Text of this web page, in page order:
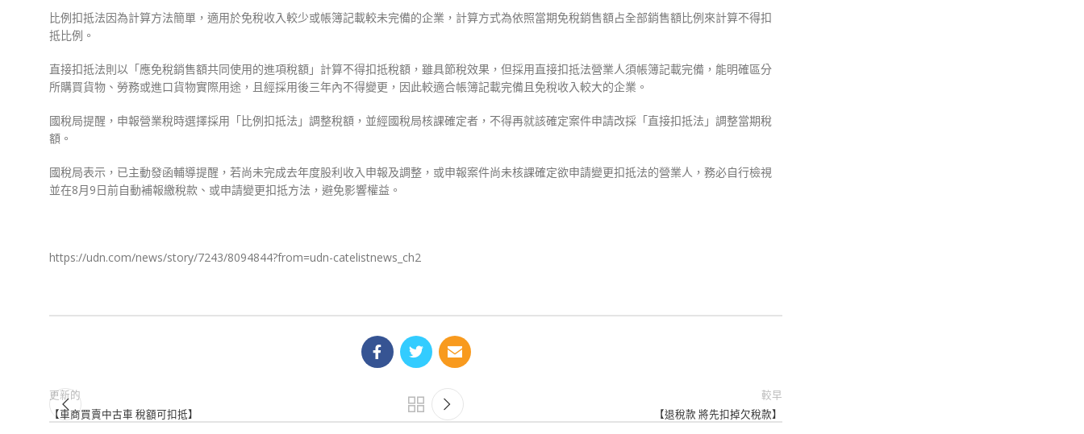
比例扣抵法因為計算方法簡單，適用於免稅收入較少或帳簿記載較未完備的企業，計算方式為依照當期免稅銷售額占全部銷售額比例來計算不得扣
抵比例。
直接扣抵法則以「應免稅銷售額共同使用的進項稅額」計算不得扣抵稅額，雖具節稅效果，但採用直接扣抵法營業人須帳簿記載完備，能明確區分
所購買貨物、勞務或進口貨物實際用途，且經採用後三年內不得變更，因此較適合帳簿記載完備且免稅收入較大的企業。
國稅局提醒，申報營業稅時選擇採用「比例扣抵法」調整稅額，並經國稅局核課確定者，不得再就該確定案件申請改採「直接扣抵法」調整當期稅
額。
國稅局表示，已主動發函輔導提醒，若尚未完成去年度股利收入申報及調整，或申報案件尚未核課確定欲申請變更扣抵法的營業人，務必自行檢視
並在8月9日前自動補報繳稅款、或申請變更扣抵方法，避免影響權益。
https://udn.com/news/story/7243/8094844?from=udn-catelistnews_ch2
更新的
【車商買賣中古車 稅額可扣抵】
較早
【退稅款 將先扣掉欠稅款】